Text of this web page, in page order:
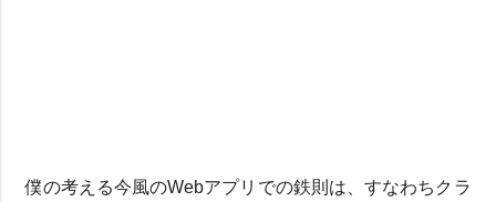
僕の考える今風のWebアプリでの鉄則は、すなわちクラ